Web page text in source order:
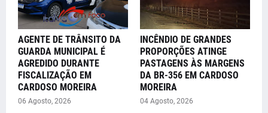
AGENTE DE TRÂNSITO DA
GUARDA MUNICIPAL É
AGREDIDO DURANTE
FISCALIZAÇÃO EM
CARDOSO MOREIRA
06 Agosto, 2026
INCÊNDIO DE GRANDES
PROPORÇÕES ATINGE
PASTAGENS ÀS MARGENS
DA BR-356 EM CARDOSO
MOREIRA
04 Agosto, 2026